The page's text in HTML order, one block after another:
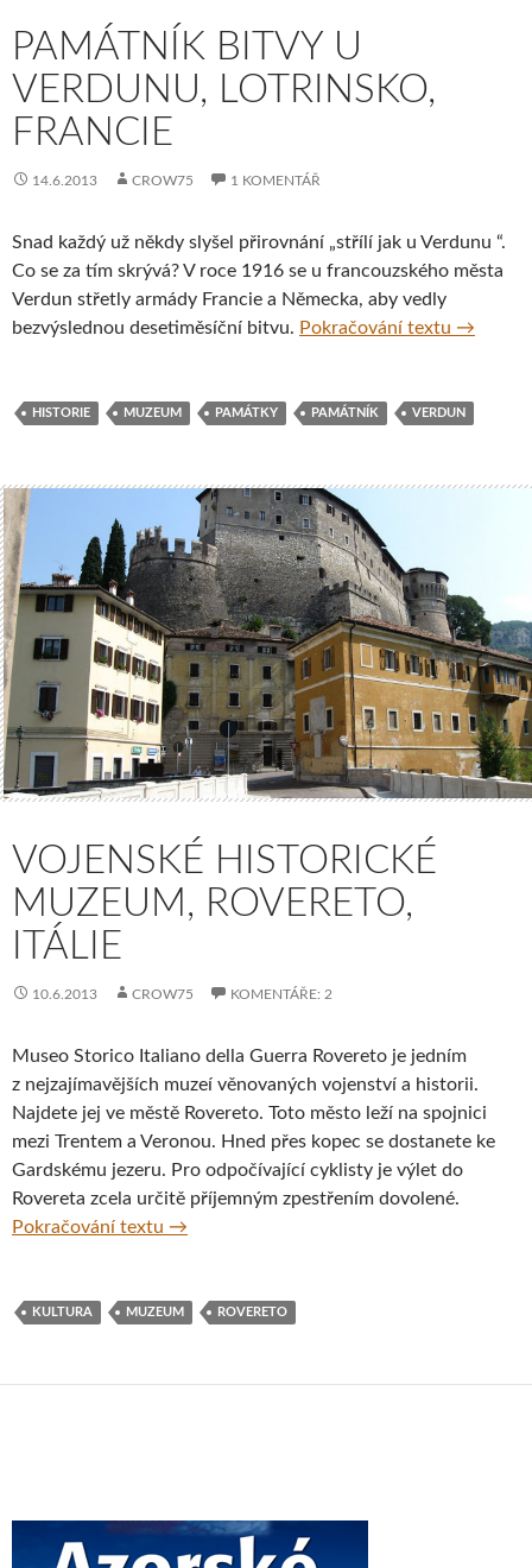
PAMÁTNÍK BITVY U
VERDUNU, LOTRINSKO,
FRANCIE
14.6.2013 CROW75 1 KOMENTÁŘ
Snad každý už někdy slyšel přirovnání „střílí jak u Verdunu “.
Co se za tím skrývá? V roce 1916 se u francouzského města
Verdun střetly armády Francie a Německa, aby vedly
bezvýslednou desetiměsíční bitvu. Pokračování textu →
HISTORIE MUZEUM PAMÁTKY PAMÁTNÍK VERDUN
VOJENSKÉ HISTORICKÉ
MUZEUM, ROVERETO,
ITÁLIE
10.6.2013 CROW75 KOMENTÁŘE: 2
Museo Storico Italiano della Guerra Rovereto je jedním
z nejzajímavějších muzeí věnovaných vojenství a historii.
Najdete jej ve městě Rovereto. Toto město leží na spojnici
mezi Trentem a Veronou. Hned přes kopec se dostanete ke
Gardskému jezeru. Pro odpočívající cyklisty je výlet do
Rovereta zcela určitě příjemným zpestřením dovolené.
Pokračování textu Vojenské historické muzeum, Rovereto,
→
KULTURA MUZEUM ROVERETO